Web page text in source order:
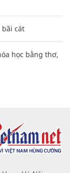
cát
học bằng thơ,